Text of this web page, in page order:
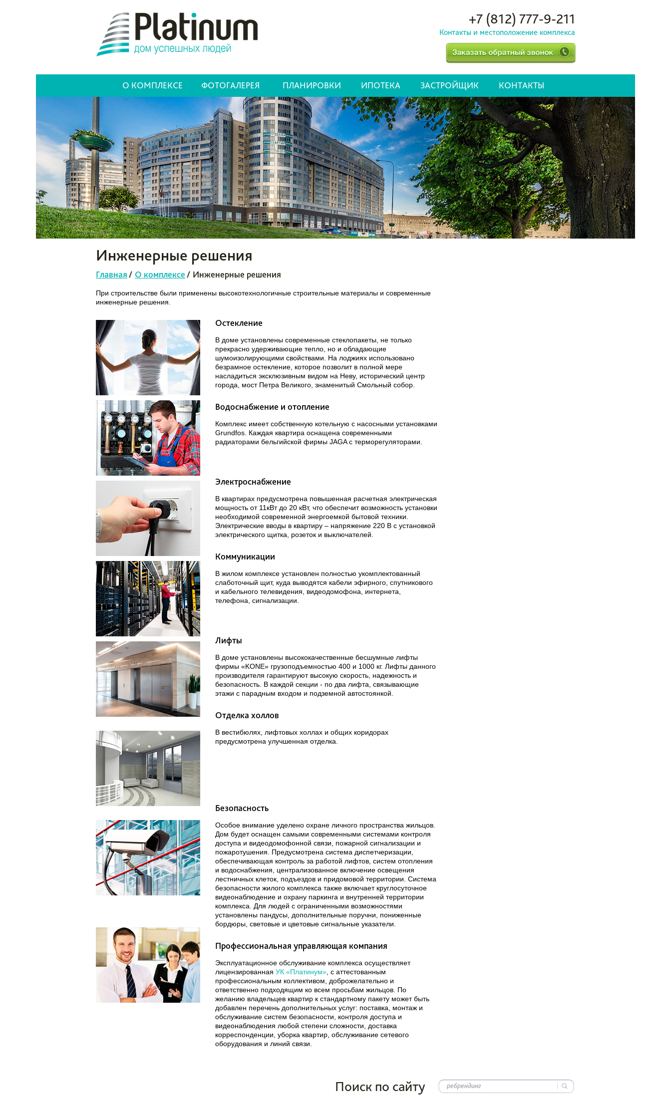
+7 (812) 777-9-211
Контакты и местоположение комплекса
О КОМПЛЕКСЕ ФОТОГАЛЕРЕЯ ПЛАНИРОВКИ ИПОТЕКА ЗАСТРОЙЩИК КОНТАКТЫ
Инженерные решения
Главная / О комплексе / Инженерные решения
При строительстве были применены высокотехнологичные строительные материалы и современные
инженерные решения.
Остекление
В доме установлены современные стеклопакеты, не только
прекрасно удерживающие тепло, но и обладающие
шумоизолирующими свойствами. На лоджиях использовано
безрамное остекление, которое позволит в полной мере
насладиться эксклюзивным видом на Неву, исторический центр
города, мост Петра Великого, знаменитый Смольный собор.
Водоснабжение и отопление
Комплекс имеет собственную котельную с насосными установками
Grundfos. Каждая квартира оснащена современными
радиаторами бельгийской фирмы JAGA с терморегуляторами.
Электроснабжение
В квартирах предусмотрена повышенная расчетная электрическая
мощность от 11кВт до 20 кВт, что обеспечит возможность установки
необходимой современной энергоемкой бытовой техники.
Электрические вводы в квартиру – напряжение 220 В с установкой
электрического щитка, розеток и выключателей.
Коммуникации
В жилом комплексе установлен полностью укомплектованный
слаботочный щит, куда выводятся кабели эфирного, спутникового
и кабельного телевидения, видеодомофона, интернета,
телефона, сигнализации.
Лифты
В доме установлены высококачественные бесшумные лифты
фирмы «KONE» грузоподъемностью 400 и 1000 кг. Лифты данного
производителя гарантируют высокую скорость, надежность и
безопасность. В каждой секции - по два лифта, связывающие
этажи с парадным входом и подземной автостоянкой.
Отделка холлов
В вестибюлях, лифтовых холлах и общих коридорах
предусмотрена улучшенная отделка.
Безопасность
Особое внимание уделено охране личного пространства жильцов.
Дом будет оснащен самыми современными системами контроля
доступа и видеодомофонной связи, пожарной сигнализации и
пожаротушения. Предусмотрена система диспетчеризации,
обеспечивающая контроль за работой лифтов, систем отопления
и водоснабжения, централизованное включение освещения
лестничных клеток, подъездов и придомовой территории. Система
безопасности жилого комплекса также включает круглосуточное
видеонаблюдение и охрану паркинга и внутренней территории
комплекса. Для людей с ограниченными возможностями
установлены пандусы, дополнительные поручни, пониженные
бордюры, световые и цветовые сигнальные указатели.
Профессиональная управляющая компания
Эксплуатационное обслуживание комплекса осуществляет
лицензированная УК «Платинум» , с аттестованным
профессиональным коллективом, доброжелательно и
ответственно подходящим ко всем просьбам жильцов. По
желанию владельцев квартир к стандартному пакету может быть
добавлен перечень дополнительных услуг: поставка, монтаж и
обслуживание систем безопасности, контроля доступа и
видеонаблюдения любой степени сложности, доставка
корреспонденции, уборка квартир, обслуживание сетевого
оборудования и линий связи.
Поиск по сайту